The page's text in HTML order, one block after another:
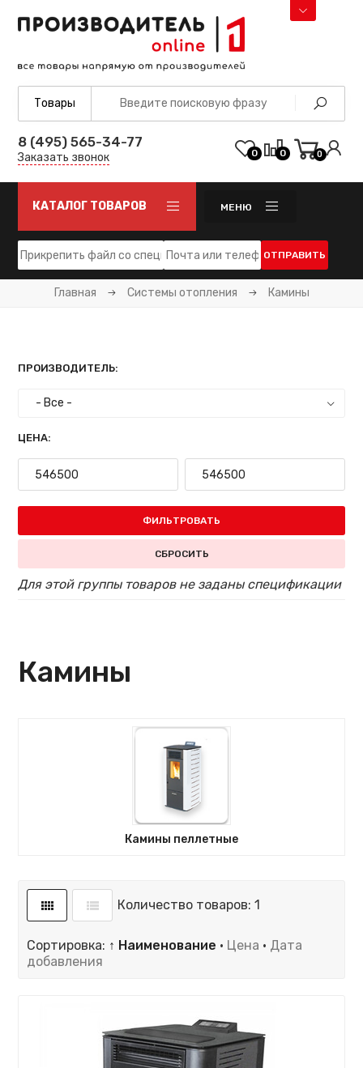
8 (495) 565-34-77
Заказать звонок 0 0 0
КАТАЛОГ ТОВАРОВ МЕНЮ
ОТПРАВИТЬ
Главная Системы отопления Камины
ПРОИЗВОДИТЕЛЬ:
ЦЕНА:
ФИЛЬТРОВАТЬ
СБРОСИТЬ
Для этой группы товаров не заданы спецификации
Камины
Камины пеллетные
Количество товаров: 1
Сортировка: ↑ Наименование · Цена · Дата
добавления